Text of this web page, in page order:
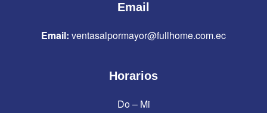
Email
Email: ventasalpormayor@fullhome.com.ec
Horarios
Do – Mi